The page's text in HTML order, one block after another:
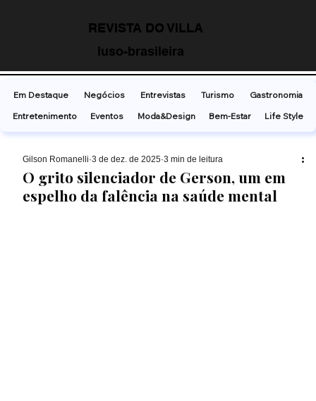
REVISTA DO VILLA
luso-brasileira
O grito silenciador de Gerson, um em
espelho da falência na saúde mental
Gilson Romanelli 3 de dez. de 2025 3 min de leitura
Em Destaque Negócios Entrevistas Turismo
Gastronomia
Entretenimento
Eventos Moda&Design Bem-Estar Life Style